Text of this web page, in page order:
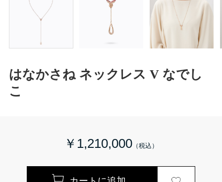
はなかさね ネックレス V なでし
こ
￥1,210,000